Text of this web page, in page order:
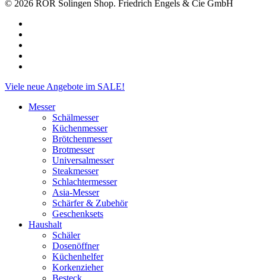
© 2026 RÖR Solingen Shop. Friedrich Engels & Cie GmbH
Close
Viele neue Angebote im SALE!
Messer
Schälmesser
Küchenmesser
Brötchenmesser
Brotmesser
Universalmesser
Steakmesser
Schlachtermesser
Asia-Messer
Schärfer & Zubehör
Geschenksets
Haushalt
Schäler
Dosenöffner
Küchenhelfer
Korkenzieher